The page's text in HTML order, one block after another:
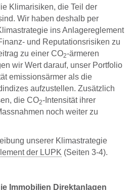
Klimarisiken, die Teil der
Wir haben deshalb per
ins Anlagereglement
und Reputationsrisiken zu
zu einer CO2-ärmeren
wir Wert darauf, unser Portfolio
emissionsärmer als die
aufzustellen. Zusätzlich
die CO2-Intensität ihrer
noch weiter zu
unserer Klimastrategie
der LUPK (Seiten 3-4).
Immobilien Direktanlagen